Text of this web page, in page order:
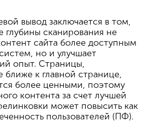
вывод заключается в том,
глубины сканирования не
сайта более доступным
но и улучшает
опыт. Страницы,
к главной странице,
более ценными, поэтому
контента за счет лучшей
может повысить как
пользователей (ПФ).